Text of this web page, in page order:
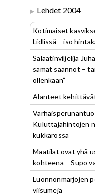
Lehdet 2004
Kotimaiset
Lidlissä – iso
Salaatinviljelijä
samat säännöt –
ollenkaan”
Alanteet
Kuluttajahintojen
kukkarossa
Maatilat ovat yhä
kohteena – Supo
Luonnonmarjojen
viisumeja